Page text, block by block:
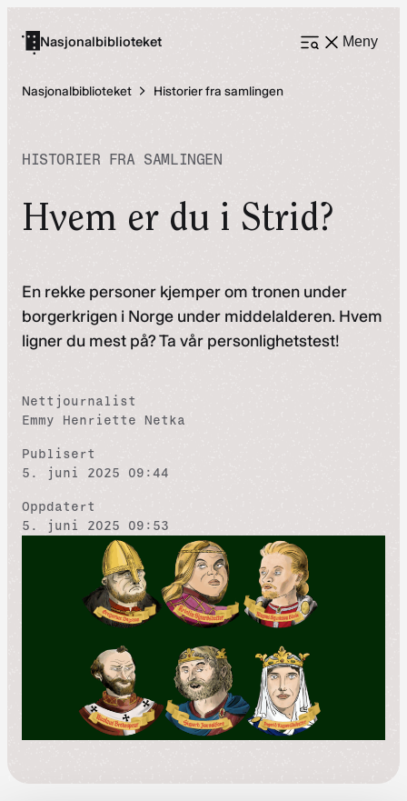
Nasjonalbiblioteket Meny
Åpne
Nasjonalbiblioteket
Historier fra samlingen
HISTORIER FRA SAMLINGEN
Hvem er du i Strid?
En rekke personer kjemper om tronen under
borgerkrigen i Norge under middelalderen. Hvem
ligner du mest på? Ta vår personlighetstest!
Nettjournalist
Emmy Henriette Netka
Publisert
5. juni 2025 09:44
Oppdatert
5. juni 2025 09:53